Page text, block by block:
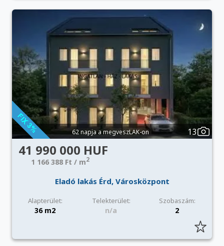
62 napja a megveszLAK-on 13
41 990 000 HUF
1 166 388 Ft / m2
Eladó lakás Érd, Városközpont
Alapterület: Telekterület: Szobaszám:
36 m2 n/a 2